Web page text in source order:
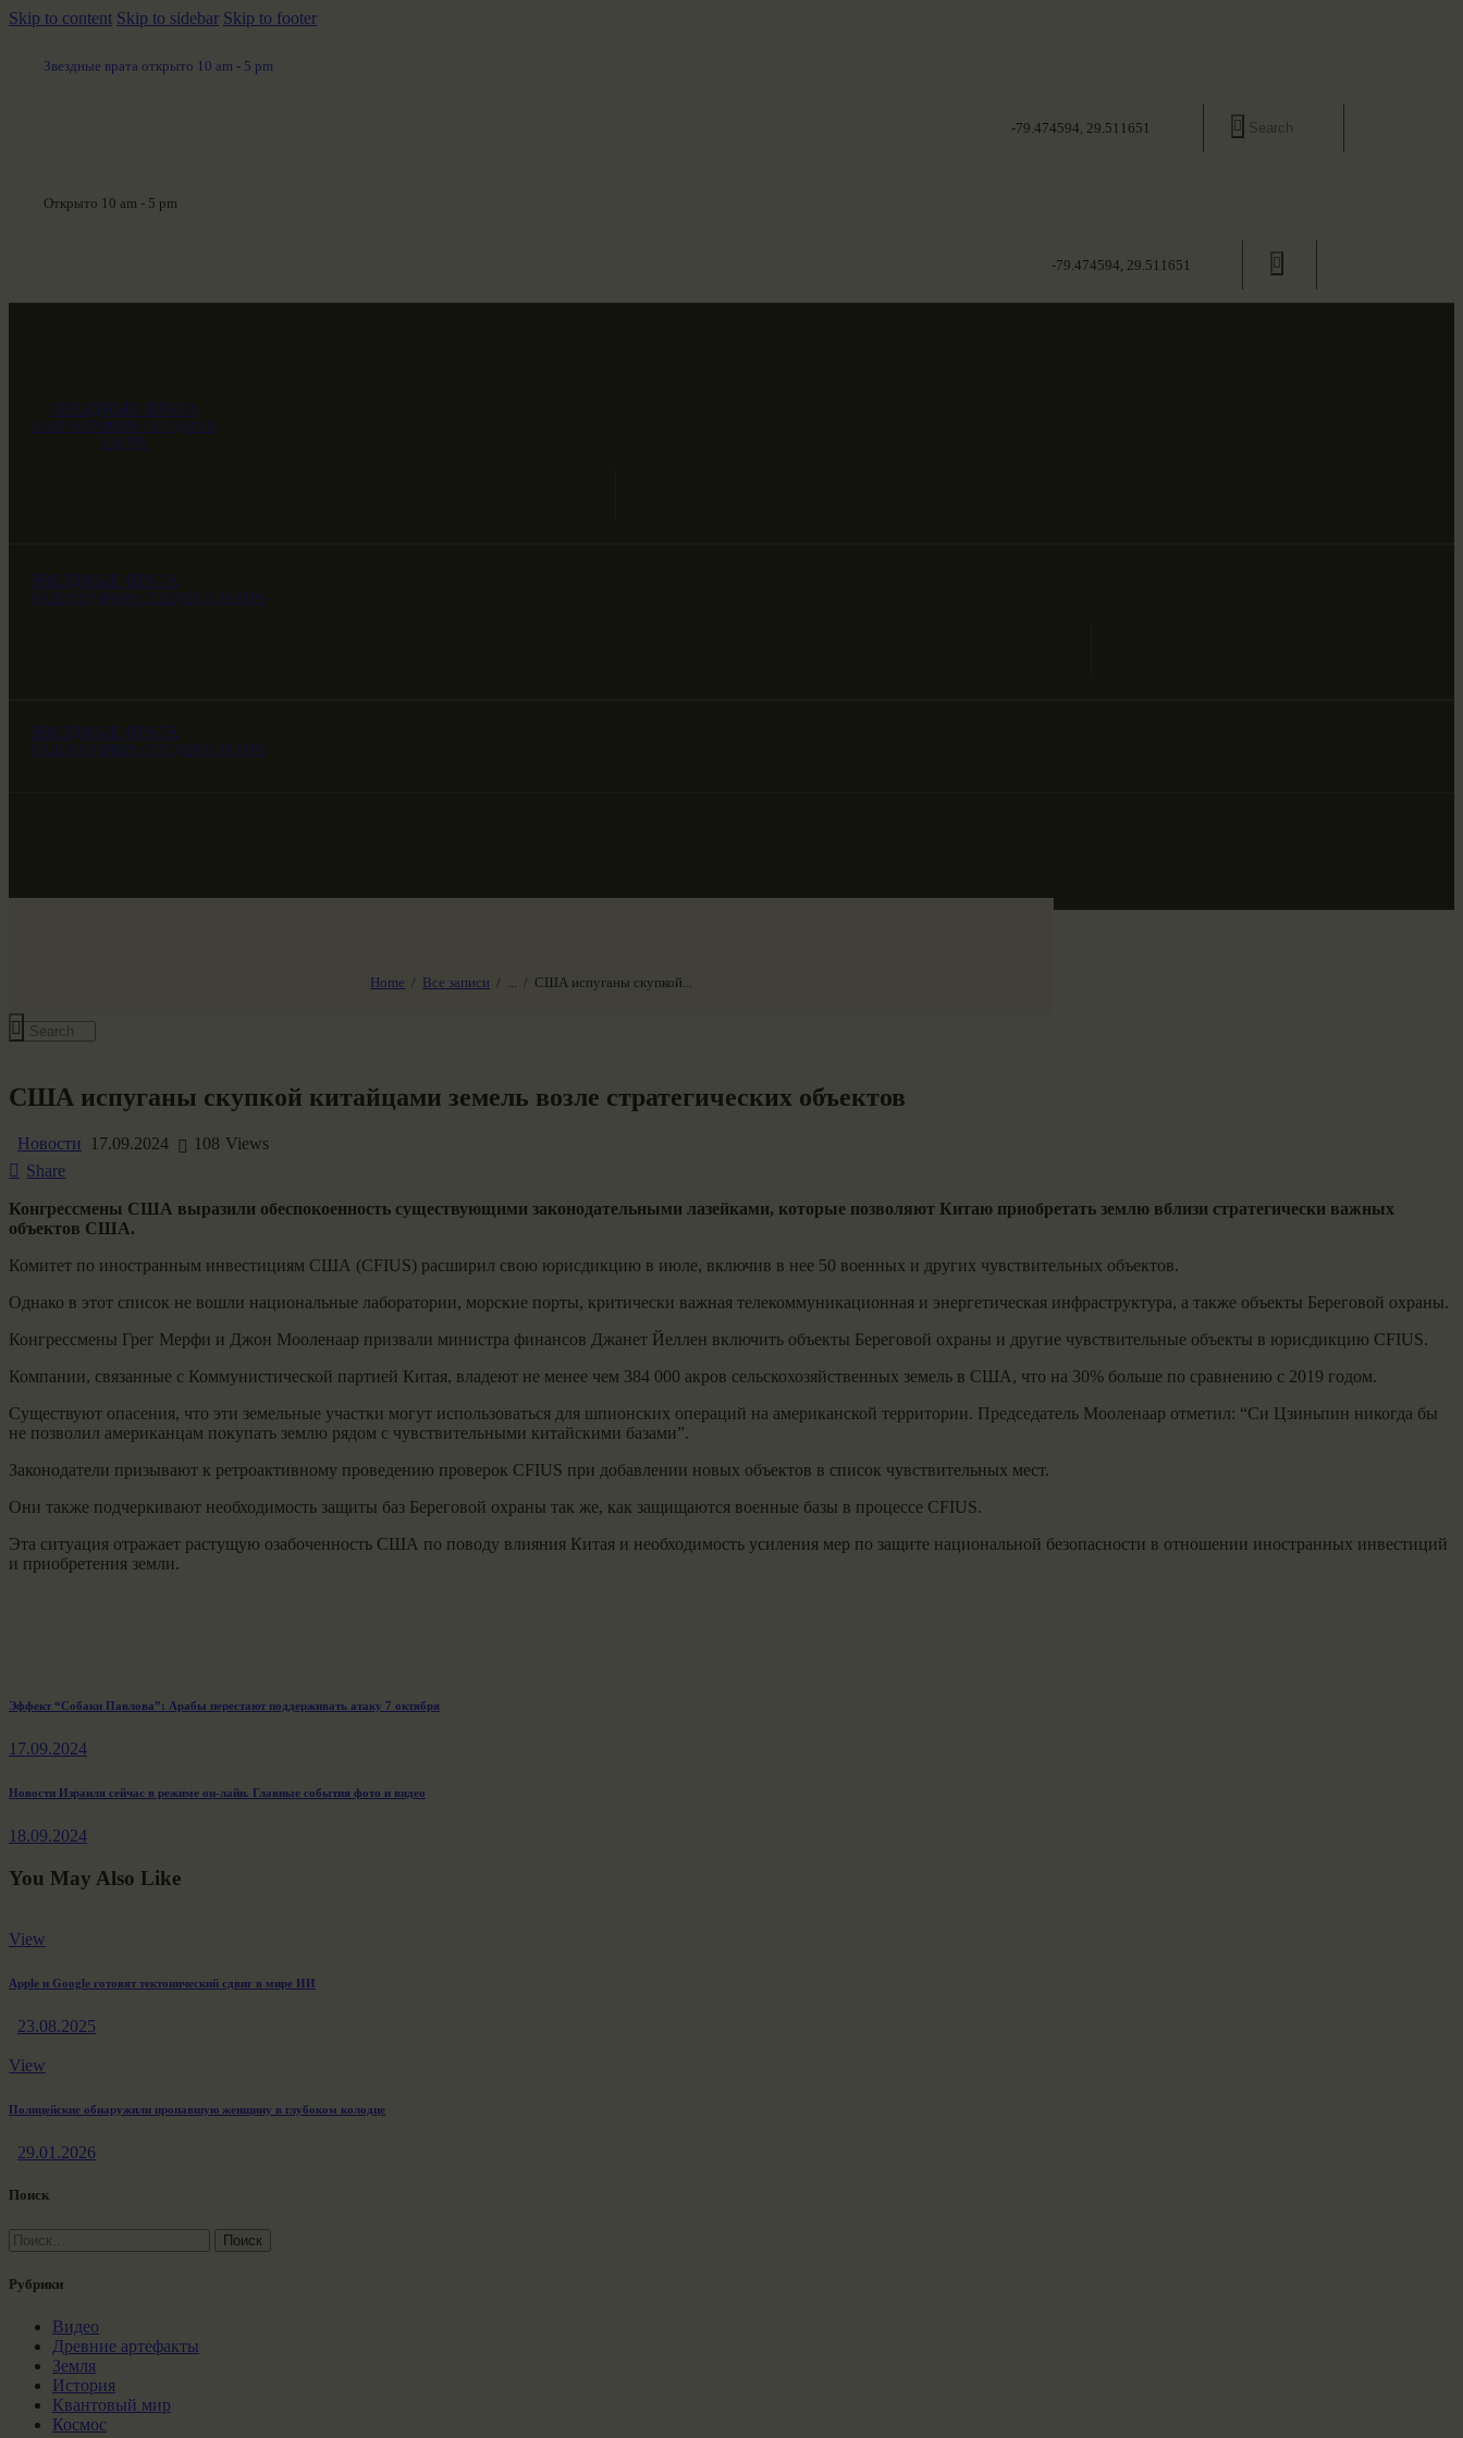
Skip to content Skip to sidebar Skip to footer
Звездные врата открыто 10 am - 5 pm
-79.474594, 29.511651
Открыто 10 am - 5 pm
-79.474594, 29.511651
ЗВЕЗДНЫЕ ВРАТА
НАШ МИР ВЧЕРА СЕГОДНЯ И
ЗАВТРА
ЗВЕЗДНЫЕ ВРАТА
НАШ МИР ВЧЕРА СЕГОДНЯ И ЗАВТРА
ЗВЕЗДНЫЕ ВРАТА
НАШ МИР ВЧЕРА СЕГОДНЯ И ЗАВТРА
Home Все записи ... США испуганы скупкой...
США испуганы скупкой китайцами земель возле стратегических объектов
Новости 17.09.2024 108 Views
Share
Конгрессмены США выразили обеспокоенность существующими законодательными лазейками, которые позволяют Китаю приобретать землю вблизи стратегически важных
объектов США.
Комитет по иностранным инвестициям США (CFIUS) расширил свою юрисдикцию в июле, включив в нее 50 военных и других чувствительных объектов.
Однако в этот список не вошли национальные лаборатории, морские порты, критически важная телекоммуникационная и энергетическая инфраструктура, а также объекты Береговой охраны.
Конгрессмены Грег Мерфи и Джон Мооленаар призвали министра финансов Джанет Йеллен включить объекты Береговой охраны и другие чувствительные объекты в юрисдикцию CFIUS.
Компании, связанные с Коммунистической партией Китая, владеют не менее чем 384 000 акров сельскохозяйственных земель в США, что на 30% больше по сравнению с 2019 годом.
Существуют опасения, что эти земельные участки могут использоваться для шпионских операций на американской территории. Председатель Мооленаар отметил: “Си Цзиньпин никогда бы
не позволил американцам покупать землю рядом с чувствительными китайскими базами”.
Законодатели призывают к ретроактивному проведению проверок CFIUS при добавлении новых объектов в список чувствительных мест.
Они также подчеркивают необходимость защиты баз Береговой охраны так же, как защищаются военные базы в процессе CFIUS.
Эта ситуация отражает растущую озабоченность США по поводу влияния Китая и необходимость усиления мер по защите национальной безопасности в отношении иностранных инвестиций
и приобретения земли.
Навигация
по
Previous
Эффект “Собаки Павлова”: Арабы перестают поддерживать атаку 7 октября
17.09.2024
Next
Новости Израиля сейчас в режиме он-лайн. Главные события фото и видео
18.09.2024
You May Also Like
View
Apple и Google готовят тектонический сдвиг в мире ИИ
23.08.2025
View
Полицейские обнаружили пропавшую женщину в глубоком колодце
29.01.2026
Поиск
Найти:
Рубрики
Видео
Древние артефакты
Земля
История
Квантовый мир
Космос